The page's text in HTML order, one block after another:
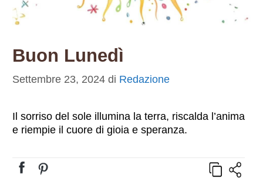
Buon Lunedì
Settembre 23, 2024 di Redazione
Il sorriso del sole illumina la terra, riscalda l’anima
e riempie il cuore di gioia e speranza.